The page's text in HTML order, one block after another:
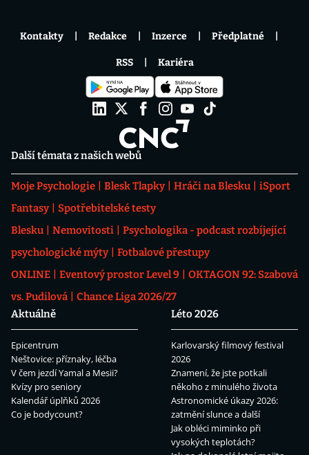
Další témata z našich webů
Moje Psychologie Blesk Tlapky Hráči na Blesku
iSport
Fantasy
Spotřebitelské testy
Blesku
Nemovitosti
Psychologika - podcast rozbíjející
psychologické mýty
Fotbalové přestupy
ONLINE
Eventový prostor Level 9
OKTAGON 92: Szabová
vs. Pudilová
Chance Liga 2026/27
Aktuálně
Epicentrum
Neštovice: příznaky, léčba
V čem jezdí Yamal a Mesii?
Kvízy pro seniory
Kalendář úplňků 2026
Co je bodycount?
Léto 2026
Karlovarský filmový festival
2026
Znamení, že jste potkali
někoho z minulého života
Astronomické úkazy 2026:
zatmění slunce a další
Jak obléci miminko při
vysokých teplotách?
Kontakty Redakce Inzerce Předplatné
RSS Kariéra